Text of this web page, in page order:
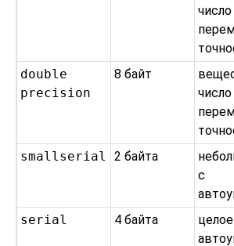
число
double
precision
8 байт
число
smallserial 2 байта
с
serial 4 байта